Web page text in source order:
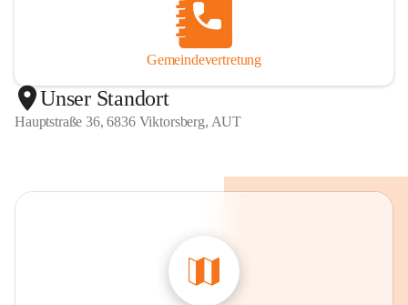
Gemeindevertretung
Unser Standort
Hauptstraße 36, 6836 Viktorsberg, AUT